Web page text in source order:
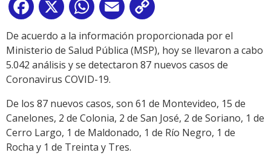
Facebook
X WhatsApp
Email
Link
De acuerdo a la información proporcionada por el
Ministerio de Salud Pública (MSP), hoy se llevaron a cabo
5.042 análisis y se detectaron 87 nuevos casos de
Coronavirus COVID-19.
De los 87 nuevos casos, son 61 de Montevideo, 15 de
Canelones, 2 de Colonia, 2 de San José, 2 de Soriano, 1 de
Cerro Largo, 1 de Maldonado, 1 de Río Negro, 1 de
Rocha y 1 de Treinta y Tres.